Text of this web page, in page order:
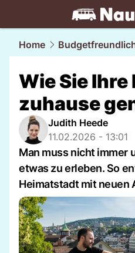
travel.NAU.ch
Home
Wie Sie Ihre
zuhause
Judith Heede
11.02.2026 - 13:01
Man muss nicht immer
etwas zu erleben. So
Heimatstadt mit neuen